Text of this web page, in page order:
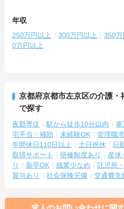
年収
250万円以上 300万円以上 350万
0万円以上
京都府京都市左京区の介護・
で探す
夜勤専従 駅から徒歩10分以内 車
宅手当・補助
未経験OK 管理職
年間休日110日以上
土日祝休 日
取得サポート
研修制度あり
産休
り
新卒OK 残業少なめ 託児所
賞与あり
社会保険完備 交通費支